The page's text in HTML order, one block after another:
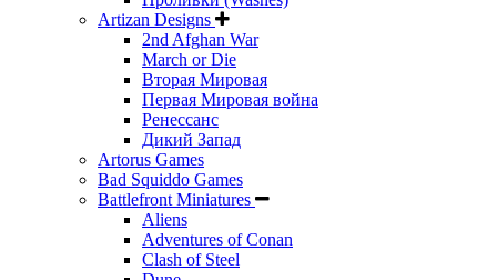
Artizan Designs
2nd Afghan War
March or Die
Вторая Мировая
Первая Мировая война
Ренессанс
Дикий Запад
Artorus Games
Bad Squiddo Games
Battlefront Miniatures
Aliens
Adventures of Conan
Clash of Steel